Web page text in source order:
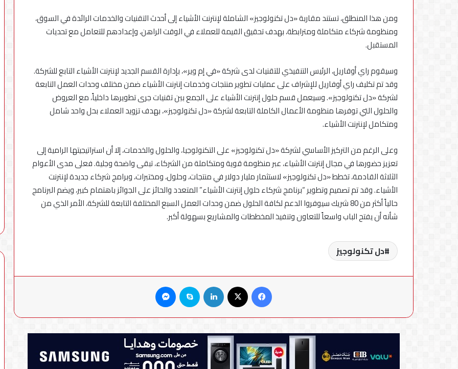
ومن هذا المنطلق، تستند مقاربة «دل تكنولوجيز» الشاملة لإنترنت الأشياء إلى أحدث التقنيات والخدمات الرائدة في السوق،
ومنظومة شركاء متكاملة ومترابطة، بهدف تحقيق القيمة للعملاء في الوقت الراهن، وإعدادهم للتعامل مع تحديات
المستقبل.
وسيقوم راي أوفاريل، الرئيس التنفيذي للتقنيات لدى شركة «في إم وير»، بإدارة القسم الجديد لإنترنت الأشياء التابع للشركة.
وقد تم تكليف راي أوفاريل للإشراف على عمليات تطوير منتجات وخدمات إنترنت الأشياء ضمن مختلف وحدات العمل التابعة
لشركة «دل تكنولوجيز». وسيعمل قسم حلول إنترنت الأشياء على الجمع بين تقنيات جرى تطويرها داخلياً، مع العروض
والحلول التي توفرها منظومة الأعمال الكاملة التابعة لشركة «دل تكنولوجيز»، بهدف تزويد العملاء بحل واحد شامل
ومتكامل لإنترنت الأشياء.
وعلى الرغم من التركيز الأساسي لشركة «دل تكنولوجيز» على التكنولوجيا، والحلول والخدمات، إلا أن استراتيجيتها الرامية إلى
تعزيز حضورها في مجال إنترنت الأشياء، عبر منظومة قوية ومتكاملة من الشركاء، تبقى واضحة وجلية. فعلى مدى الأعوام
الثلاثة القادمة، تخطط «دل تكنولوجيز» لاستثمار مليار دولار في منتجات، وحلول، ومختبرات، وبرامج شركاء جديدة لإنترنت
الأشياء. وقد تم تصميم وتطوير “برنامج شركاء حلول إنترنت الأشياء” المتعدد والحائز على الجوائز باهتمام كبير، ويضم البرنامج
حالياً أكثر من 80 شريك سيوفروا الدعم لكافة الحلول ضمن وحدات العمل السبع المختلفة التابعة للشركة، الأمر الذي من
شأنه أن يفتح الباب واسعاً للتعاون وتنفيذ المخططات والمشاريع بسهولة أكبر.
دل تكنولوجيز
فيسبوك لينكدإن سكايب